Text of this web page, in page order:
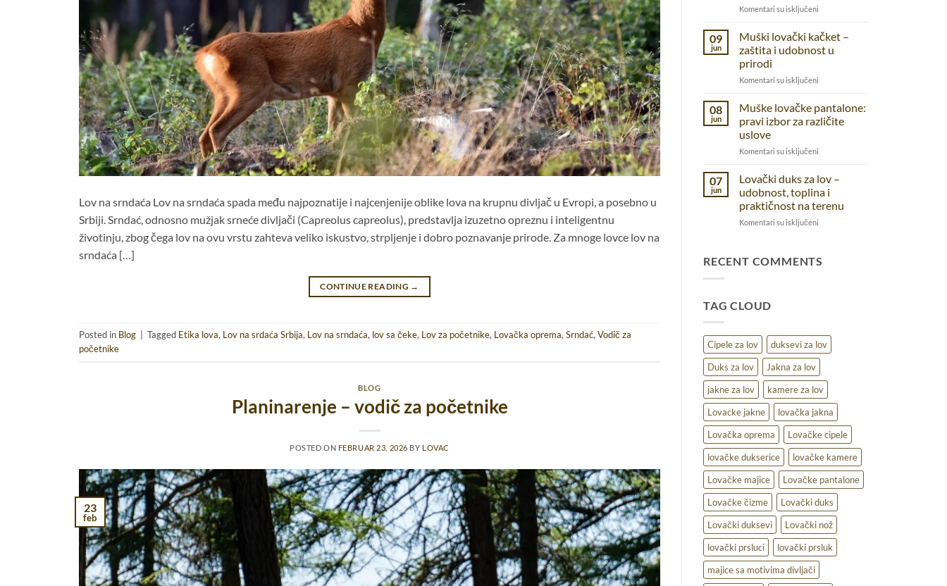
Lov na srndaća Lov na srndaća spada među najpoznatije i najcenjenije oblike lova na krupnu divljač u Evropi, a posebno u
Srbiji. Srndać, odnosno mužjak srneće divljači (Capreolus capreolus), predstavlja izuzetno opreznu i inteligentnu
životinju, zbog čega lov na ovu vrstu zahteva veliko iskustvo, strpljenje i dobro poznavanje prirode. Za mnoge lovce lov na
srndaća […]
CONTINUE READING →
Posted in Blog Tagged Etika lova, Lov na srdaća Srbija, Lov na srndaća, lov sa čeke, Lov za početnike, Lovačka oprema, Srndać, Vodič za
početnike
BLOG
Planinarenje – vodič za početnike
POSTED ON FEBRUAR 23, 2026 BY LOVAC
23
feb
svakodnevnicu
Komentari su isključeni
majice
udobnost
aktivnosti
09
jun
Muški lovački kačket –
zaštita i udobnost u
prirodi
Komentari su isključeni
lovački
kačket
–
u
prirodi
08
jun
Muške lovačke pantalone:
pravi izbor za različite
uslove
Komentari su isključeni
lovačke
pravi
izbor
07
jun
Lovački duks za lov –
udobnost, toplina i
praktičnost na terenu
Komentari su isključeni
za
na
terenu
RECENT COMMENTS
TAG CLOUD
Cipele za lov
duksevi za lov
Duks za lov
Jakna za lov
jakne za lov
kamere za lov
Lovacke jakne
lovačka jakna
Lovačka oprema
Lovačke cipele
lovačke dukserice
lovačke kamere
Lovačke majice
Lovačke pantalone
Lovačke čizme
Lovački duks
Lovački duksevi
Lovački nož
lovački prsluci
lovački prsluk
majice sa motivima divljači